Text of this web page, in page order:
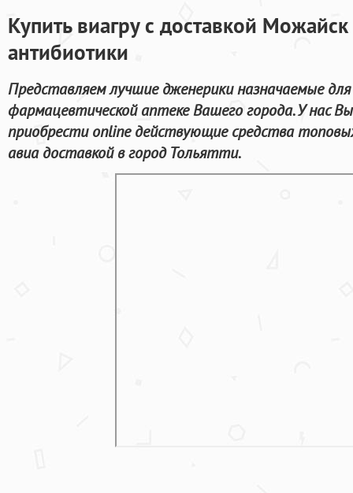
Купить виагру с доставкой
антибиотики
Представляем лучшие дженерики назначаемые
фармацевтической аптеке Вашего города. У нас
приобрести online действующие средства
авиа доставкой в город Тольятти.